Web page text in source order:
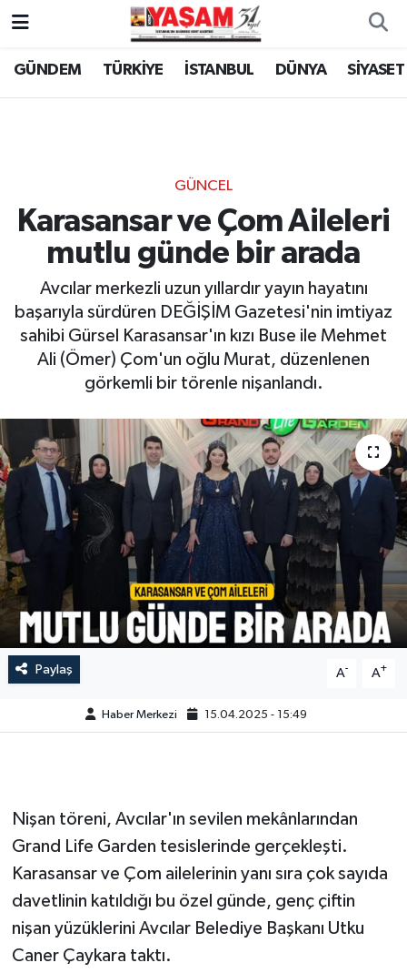
GÜNDEM TÜRKİYE İSTANBUL DÜNYA SİYASET
GÜNCEL
Karasansar ve Çom Aileleri
mutlu günde bir arada
Avcılar merkezli uzun yıllardır yayın hayatını
başarıyla sürdüren DEĞİŞİM Gazetesi'nin imtiyaz
sahibi Gürsel Karasansar'ın kızı Buse ile Mehmet
Ali (Ömer) Çom'un oğlu Murat, düzenlenen
görkemli bir törenle nişanlandı.
Paylaş A- A+
Haber Merkezi 15.04.2025 - 15:49
Nişan töreni, Avcılar'ın sevilen mekânlarından
Grand Life Garden tesislerinde gerçekleşti.
Karasansar ve Çom ailelerinin yanı sıra çok sayıda
davetlinin katıldığı bu özel günde, genç çiftin
nişan yüzüklerini Avcılar Belediye Başkanı Utku
Caner Çaykara taktı.